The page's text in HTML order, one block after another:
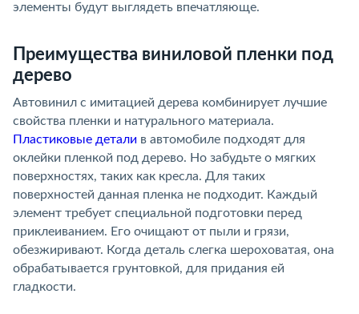
элементы будут выглядеть впечатляюще.
Преимущества виниловой пленки под
дерево
Автовинил с имитацией дерева комбинирует лучшие
свойства пленки и натурального материала.
Пластиковые детали в автомобиле подходят для
оклейки пленкой под дерево. Но забудьте о мягких
поверхностях, таких как кресла. Для таких
поверхностей данная пленка не подходит. Каждый
элемент требует специальной подготовки перед
приклеиванием. Его очищают от пыли и грязи,
обезжиривают. Когда деталь слегка шероховатая, она
обрабатывается грунтовкой, для придания ей
гладкости.